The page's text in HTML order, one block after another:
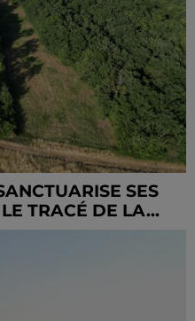
SES
TRACÉ DE LA...